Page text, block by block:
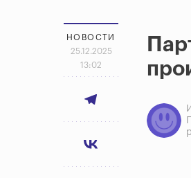
НОВОСТИ
25.12.2025
13:02